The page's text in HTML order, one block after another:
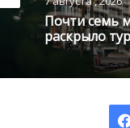
наступающем году!
Искренне ваши,
Ольга Таран и
Почти семь
раскрыло